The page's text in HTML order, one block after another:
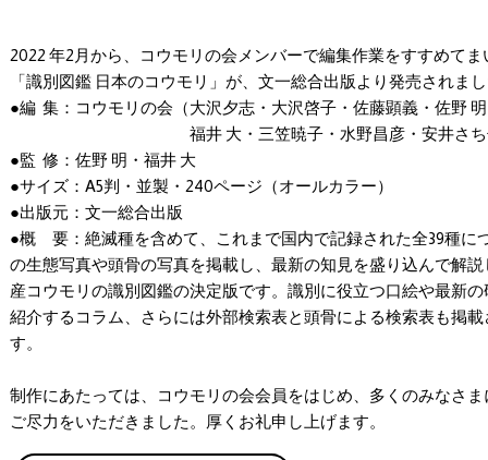
2022 年2月から、コウモリの会メンバーで編集作業をすすめてま
「識別図鑑 日本のコウモリ」が、文一総合出版より発売されま
●編 集：コウモリの会（大沢夕志・大沢啓子・佐藤顕義・佐野
福井 大・三笠暁子・水野昌彦・安井さち
●監 修：佐野 明・福井 大
●サイズ：A5判・並製・240ページ（オールカラー）
●出版元：文一総合出版
●概 要：絶滅種を含めて、これまで国内で記録された全39種に
の生態写真や頭骨の写真を掲載し、最新の知見を盛り込んで解
産コウモリの識別図鑑の決定版です。識別に役立つ口絵や最新
紹介するコラム、さらには外部検索表と頭骨による検索表も掲
す。
制作にあたっては、コウモリの会会員をはじめ、多くのみなさ
ご尽力をいただきました。厚くお礼申し上げます。